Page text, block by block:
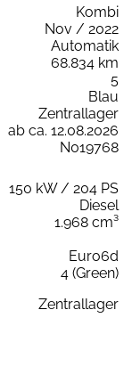
Kombi
Nov / 2022
Automatik
68.834 km
5
Blau
Zentrallager
ab ca. 12.08.2026
N019768
150 kW / 204 PS
Diesel
1.968 cm³
Euro6d
4 (Green)
Zentrallager